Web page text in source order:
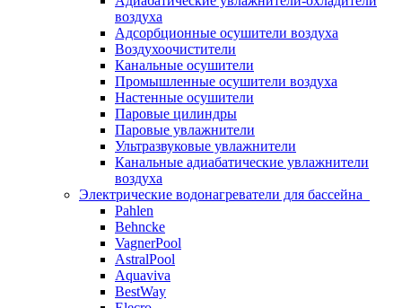
воздуха
Адсорбционные осушители воздуха
Воздухоочистители
Канальные осушители
Промышленные осушители воздуха
Настенные осушители
Паровые цилиндры
Паровые увлажнители
Ультразвуковые увлажнители
Канальные адиабатические увлажнители
воздуха
Электрические водонагреватели для бассейна
Pahlen
Behncke
VagnerPool
AstralPool
Aquaviva
BestWay